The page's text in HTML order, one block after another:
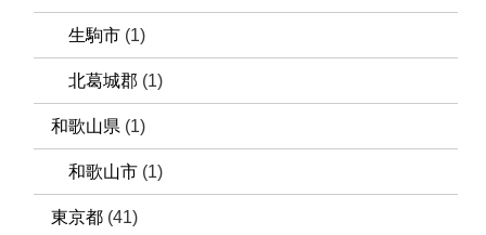
生駒市 (1)
北葛城郡 (1)
和歌山県 (1)
和歌山市 (1)
東京都 (41)